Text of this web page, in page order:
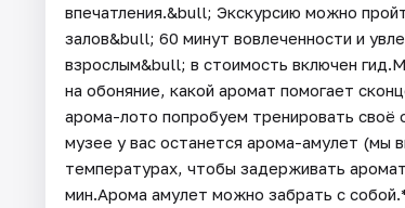
впечатления.&bull; Экскурсию можно
залов&bull; 60 минут вовлеченности и
взрослым&bull; в стоимость включен
на обоняние, какой аромат помогает
арома-лото попробуем тренировать своё
музее у вас останется арома-амулет (мы
температурах, чтобы задерживать
мин.Арома амулет можно забрать с